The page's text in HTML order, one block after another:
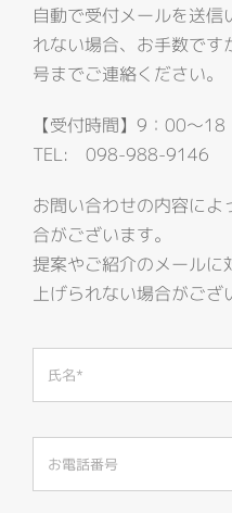
自動で受付メールを送
れない場合、お手数です
号までご連絡ください。
【受付時間】9：00～
TEL: 098-988-9146
お問い合わせの内容によ
合がございます。
提案やご紹介のメールに
上げられない場合がござ